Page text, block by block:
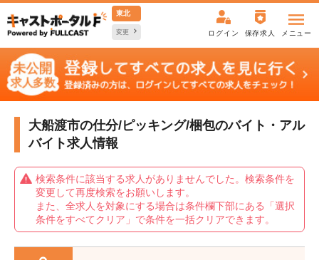
東北
変更 ログイン 保存求人 メニュー
大船渡市の仕分/ピッキング/梱包のバイト・アル
バイト求人情報
検索条件に該当する求人がありませんでした。検索条件を
変更して再度検索をお願いします。
また、全求人を対象にする場合は条件欄下部にある「選択
条件をすべてクリア」で条件を一括クリアできます。